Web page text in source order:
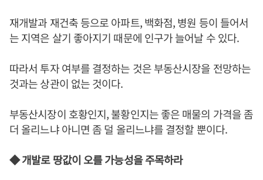
재개발과 재건축 등으로 아파트, 백화점, 병원 등이 들어서
는 지역은 살기 좋아지기 때문에 인구가 늘어날 수 있다.
따라서 투자 여부를 결정하는 것은 부동산시장을 전망하는
것과는 상관이 없는 것이다.
부동산시장이 호황인지, 불황인지는 좋은 매물의 가격을 좀
더 올리느냐 아니면 좀 덜 올리느냐를 결정할 뿐이다.
◆ 개발로 땅값이 오를 가능성을 주목하라